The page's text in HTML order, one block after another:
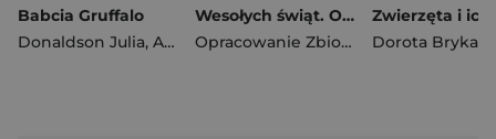
Babcia Gruffalo
Donaldson Julia, Axel Scheffler
Wesołych świąt. Opowiadanka & rzepiki
Opracowanie Zbiorowe
Dorota Brykała